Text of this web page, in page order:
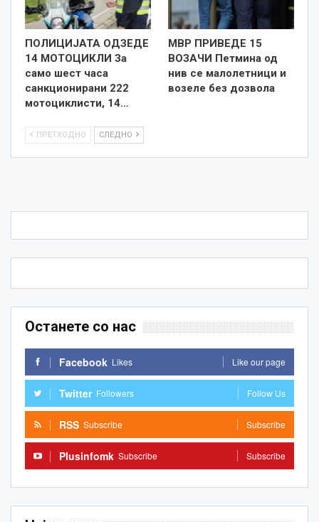
ПОЛИЦИЈАТА ОДЗЕДЕ
14 МОТОЦИКЛИ За
само шест часа
санкционирани 222
мотоциклисти, 14…
МВР ПРИВЕДЕ 15
ВОЗАЧИ Петмина од
нив се малолетници и
возеле без дозвола
ПРЕТХОДНО СЛЕДНО
Останете со нас
Facebook Likes Like our page
Twitter Followers Follow Us
RSS Subscribe Subscribe
Plusinfomk Subscribe Subscribe